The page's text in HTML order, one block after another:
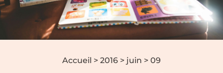
Accueil > 2016 > juin > 09